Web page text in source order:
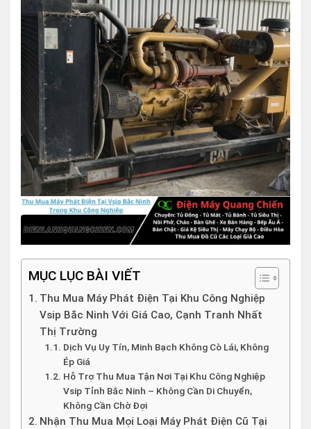
MỤC LỤC BÀI VIẾT
Thu Mua Máy Phát Điện Tại Khu Công Nghiệp
Vsip Bắc Ninh Với Giá Cao, Cạnh Tranh Nhất
Thị Trường
Dịch Vụ Uy Tín, Minh Bạch Không Cò Lái, Không
Ép Giá
Hỗ Trợ Thu Mua Tận Nơi Tại Khu Công Nghiệp
Vsip Tỉnh Bắc Ninh – Không Cần Di Chuyển,
Không Cần Chờ Đợi
Nhận Thu Mua Mọi Loại Máy Phát Điện Cũ Tại